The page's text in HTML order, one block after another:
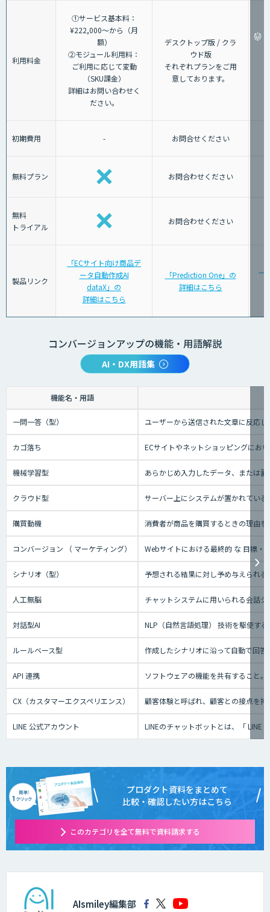
利用料金
①サービス基本料：
¥222,000～から（月
額）
②モジュール利用料：
ご利用に応じて変動
（SKU課金）
詳細はお問い合わせく
ださい。
デスクトップ版 / クラ
ウド版
それぞれプランをご用
意しております。
初期費用 - お問合せください
無料プラン お問合わせください
無料
トライアル
お問合わせください
製品リンク
「ECサイト向け商品デ
ータ自動作成AI
dataX」の
詳細はこちら
「Prediction One」の
詳細はこちら
コンバージョンアップの機能・用語解説
AI・DX用語集
機能名・用語
一問一答（型） ユーザーから送信された文章に反応
カゴ落ち ECサイトやネットショッピングにお
機械学習型 あらかじめ入力したデータ、または
クラウド型 サーバー上にシステムが置かれてい
購買動機 消費者が商品を購買するときの理由
コンバージョン （ マーケティング） Webサイトにおける最終的 な 目標・
シナリオ（型） 予想される結果に対し予め与えられ
人工無脳 チャットシステムに用いられる会話
対話型AI NLP（自然言語処理） 技術を駆使す
ルールベース型 作成したシナリオに沿って自動で回
API 連携 ソフトウェアの機能を共有すること
CX（カスタマーエクスペリエンス） 顧客体験と呼ばれ、顧客との接点を
LINE 公式アカウント LINEのチャットボットとは、「 LINE
プロダクト資料をまとめて
比較・確認したい方はこちら
このカテゴリを全て無料で資料請求する
AIsmiley編集部